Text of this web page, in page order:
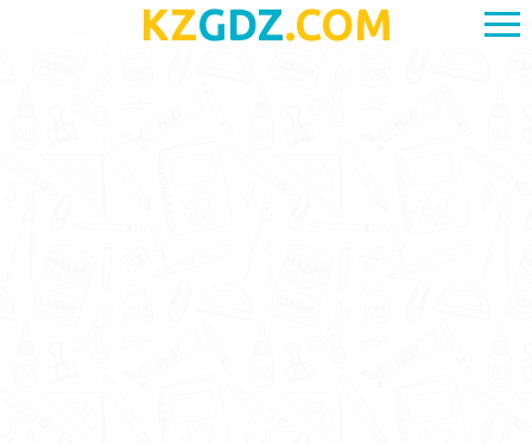
KZGDZ.COM